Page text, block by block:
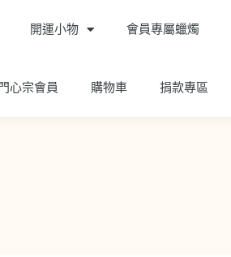
開運小物 會員專屬蠟燭
心宗會員 購物車 捐款專區